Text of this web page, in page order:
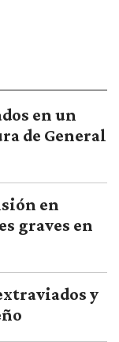
en un
de General
en
graves en
y